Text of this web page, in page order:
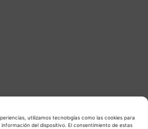
utilizamos tecnologías como las cookies para
del dispositivo. El consentimiento de estas